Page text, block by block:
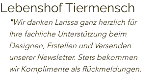
Lebenshof Tiermensch
​"Wir danken Larissa ganz herzlich für
Ihre fachliche Unterstützung beim
Designen, Erstellen und Versenden
unserer Newsletter. Stets bekommen
wir Komplimente als Rückmeldungen.